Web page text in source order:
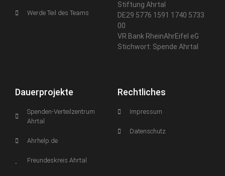
Werde Teil des Teams
Stiftung Ahrtal
DE29 5776 1591 1740 5733
00
VR Bank RheinAhrEifel eG
Stichwort: Spende Ahrtal
Dauerprojekte
Spenden-Verteilzentrum
Ahrtal
Ahrhelp.de
Freundeskreis Ahrtal
Rechtliches
Impressum
Datenschutz